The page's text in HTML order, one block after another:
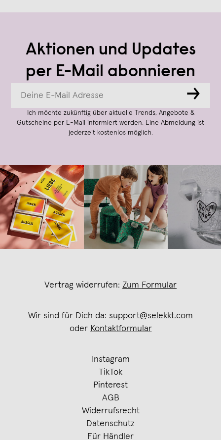
Aktionen und Updates
per E-Mail abonnieren
→
Ich möchte zukünftig über aktuelle Trends, Angebote &
Gutscheine per E-Mail informiert werden. Eine Abmeldung ist
jederzeit kostenlos möglich.
Vertrag widerrufen: Zum Formular
Wir sind für Dich da: support@selekkt.com
oder Kontaktformular
Instagram
TikTok
Pinterest
AGB
Widerrufsrecht
Datenschutz
Für Händler